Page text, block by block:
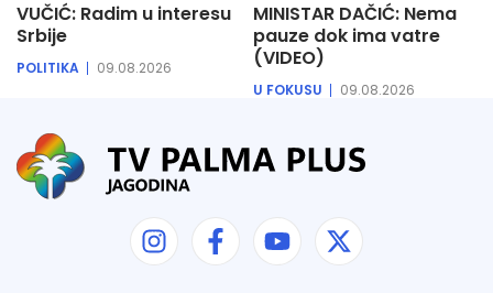
VUČIĆ: Radim u interesu
Srbije
POLITIKA 09.08.2026
MINISTAR DAČIĆ: Nema
pauze dok ima vatre
(VIDEO)
U FOKUSU 09.08.2026